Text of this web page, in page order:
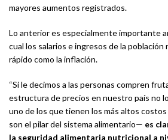
mayores aumentos registrados.
Lo anterior es especialmente importante
cual los salarios e ingresos de la
rápido como la inflación.
“Si le decimos a las personas compren
estructura de precios en nuestro país no
uno de los que tienen los más altos
son el pilar del sistema alimentario— es
la seguridad alimentaria nutricional a